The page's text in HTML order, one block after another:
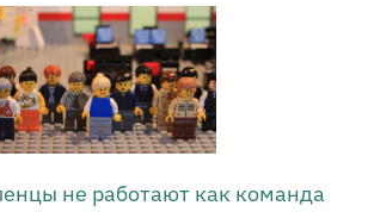
не работают как команда